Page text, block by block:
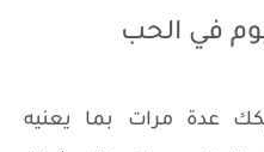
في الحب
عدة مرات بما يعنيه